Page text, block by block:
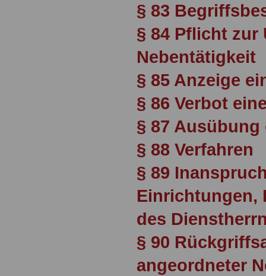
§ 83
§ 84 Pflicht zur
Nebentätigkeit
§ 85 Anzeige
§ 86 Verbot
§ 87
§ 88 Verfahren
§ 89
Einrichtungen,
des
§ 90
angeordneter